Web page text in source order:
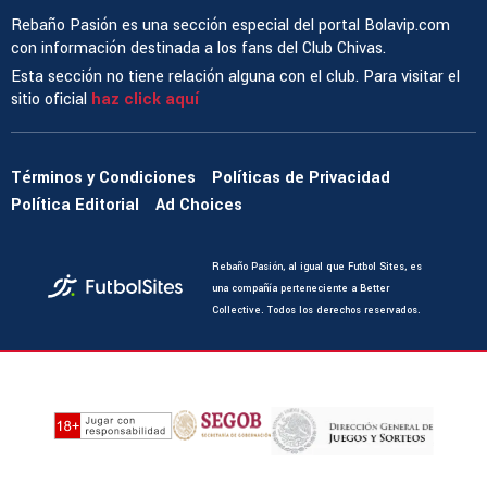
Rebaño Pasión es una sección especial del portal Bolavip.com
con información destinada a los fans del Club Chivas.
Esta sección no tiene relación alguna con el club. Para visitar el
sitio oficial haz click aquí
Términos y Condiciones
Políticas de Privacidad
Política Editorial
Ad Choices
Rebaño Pasión, al igual que Futbol Sites, es
una compañía perteneciente a Better
Collective. Todos los derechos reservados.